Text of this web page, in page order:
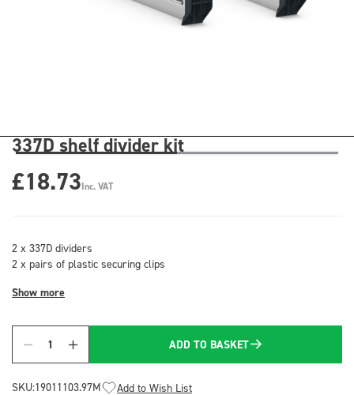
337D shelf divider kit
£18.73Inc. VAT
2 x 337D dividers
2 x pairs of plastic securing clips
Show more
Quantity
ADD TO BASKET
SKU:19011103.97M Add to Wish List